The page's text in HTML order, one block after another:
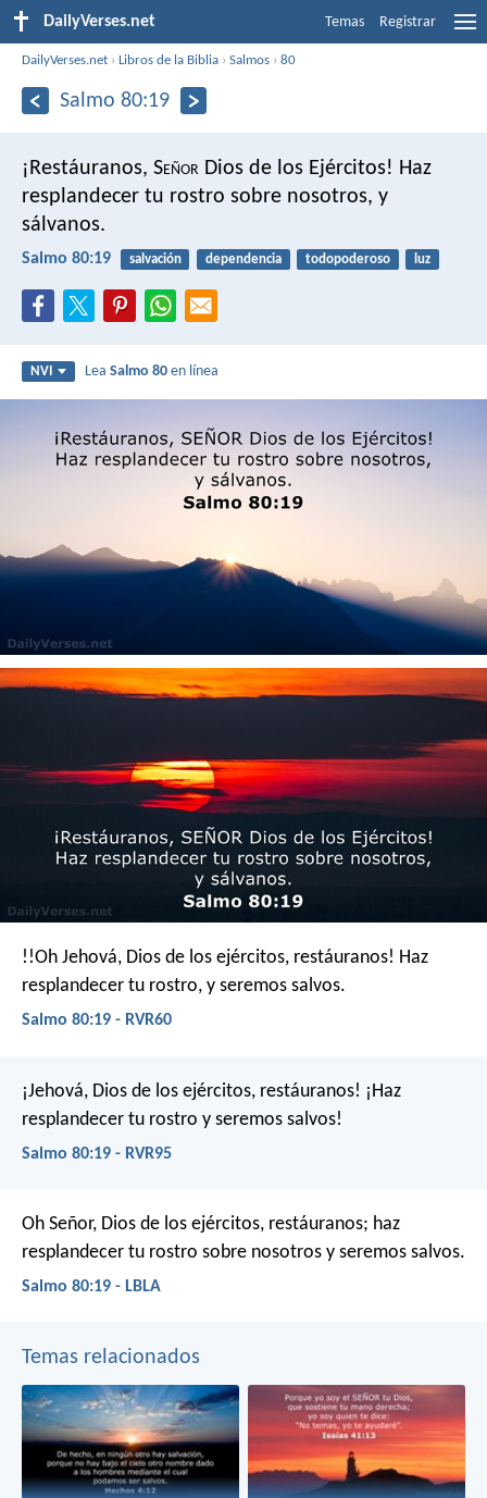
DailyVerses.net Temas Registrar
DailyVerses.net ›Libros de la Biblia ›Salmos ›80
Salmo 80:19
¡Restáuranos, Señor Dios de los Ejércitos! Haz
resplandecer tu rostro sobre nosotros, y
sálvanos.
Salmo 80:19 salvación dependencia todopoderoso luz
NVI LeaSalmo 80 en línea
!!Oh Jehová, Dios de los ejércitos, restáuranos! Haz
resplandecer tu rostro, y seremos salvos.
Salmo 80:19 - RVR60
¡Jehová, Dios de los ejércitos, restáuranos! ¡Haz
resplandecer tu rostro y seremos salvos!
Salmo 80:19 - RVR95
Oh Señor, Dios de los ejércitos, restáuranos; haz
resplandecer tu rostro sobre nosotros y seremos salvos.
Salmo 80:19 - LBLA
Temas relacionados